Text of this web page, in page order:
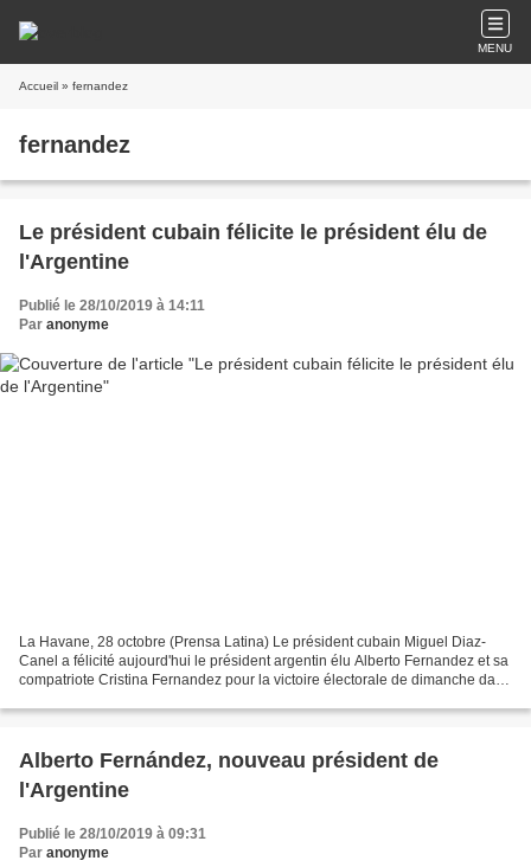
MENU
Accueil » fernandez
fernandez
Le président cubain félicite le président élu de
l'Argentine
Publié le 28/10/2019 à 14:11
Par anonyme
La Havane, 28 octobre (Prensa Latina) Le président cubain Miguel Diaz-
Canel a félicité aujourd'hui le président argentin élu Alberto Fernandez et sa
compatriote Cristina Fernandez pour la victoire électorale de dimanche dans
Alberto Fernández, nouveau président de
l'Argentine
Publié le 28/10/2019 à 09:31
Par anonyme